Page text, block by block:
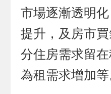
市場逐漸透明
提升，及房市
分住房需求留
為租需求增加等